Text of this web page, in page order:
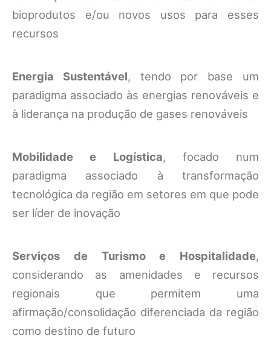
bioprodutos e/ou novos usos para esses
recursos
Energia Sustentável, tendo por base um
paradigma associado às energias renováveis e
à liderança na produção de gases renováveis
Mobilidade e Logística, focado num
paradigma associado à transformação
tecnológica da região em setores em que pode
ser líder de inovação
Serviços de Turismo e Hospitalidade,
considerando as amenidades e recursos
regionais que permitem uma
afirmação/consolidação diferenciada da região
como destino de futuro